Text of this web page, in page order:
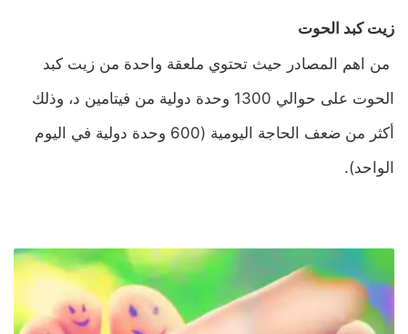
زيت كبد الحوت
من اهم المصادر حيث تحتوي ملعقة واحدة من زيت كبد
الحوت على حوالي 1300 وحدة دولية من فيتامين د، وذلك
أكثر من ضعف الحاجة اليومية (600 وحدة دولية في اليوم
الواحد).